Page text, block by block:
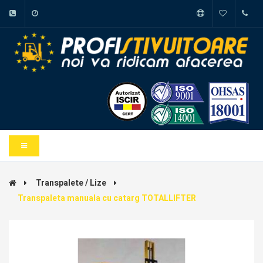
Transpalete / Lize
Transpaleta manuala cu catarg TOTALLIFTER